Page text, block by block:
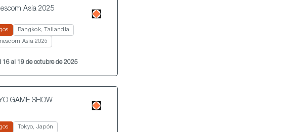
Asia 2025
Bangkok, Tailandia
Asia 2025
16 al 19 de octubre de 2025
GAME SHOW
Tokyo, Japón